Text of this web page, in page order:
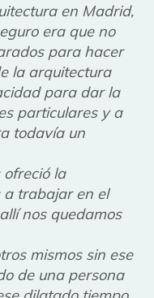
en Madrid,
era que no
para hacer
la arquitectura
para dar la
particulares y a
todavía un
ofreció la
a trabajar en el
nos quedamos
mismos sin ese
de una persona